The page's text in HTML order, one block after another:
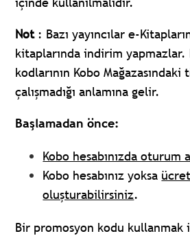
Not : Bazı yayıncılar e-
kitaplarında indirim yapmazlar.
kodlarının Kobo Mağazasındaki
çalışmadığı anlamına gelir.
Başlamadan önce:
Kobo hesabınızda oturum
Kobo hesabınız yoksa
oluşturabilirsiniz.
Bir promosyon kodu kullanmak